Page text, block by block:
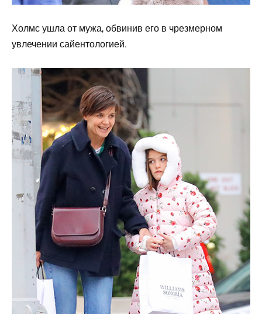
Холмс ушла от мужа, обвинив его в чрезмерном
увлечении сайентологией.